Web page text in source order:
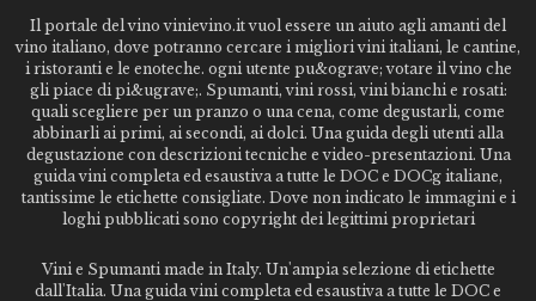
Il portale del vino vinievino.it vuol essere un aiuto agli amanti del
vino italiano, dove potranno cercare i migliori vini italiani, le cantine,
i ristoranti e le enoteche. ogni utente pu&ograve; votare il vino che
gli piace di pi&ugrave;. Spumanti, vini rossi, vini bianchi e rosati:
quali scegliere per un pranzo o una cena, come degustarli, come
abbinarli ai primi, ai secondi, ai dolci. Una guida degli utenti alla
degustazione con descrizioni tecniche e video-presentazioni. Una
guida vini completa ed esaustiva a tutte le DOC e DOCg italiane,
tantissime le etichette consigliate. Dove non indicato le immagini e i
loghi pubblicati sono copyright dei legittimi proprietari
Vini e Spumanti made in Italy. Un'ampia selezione di etichette
dall'Italia. Una guida vini completa ed esaustiva a tutte le DOC e